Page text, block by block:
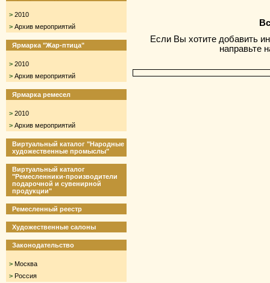
> 2010
> Архив мероприятий
Ярмарка "Жар-птица"
> 2010
> Архив мероприятий
Ярмарка ремесел
> 2010
> Архив мероприятий
Виртуальный каталог "Народные
художественные промыслы"
Виртуальный каталог
"Ремесленники-производители
подарочной и сувенирной
продукции"
Ремесленный реестр
Художественные салоны
Законодательство
> Москва
> Россия
Если Вы хотите добавить
направьте